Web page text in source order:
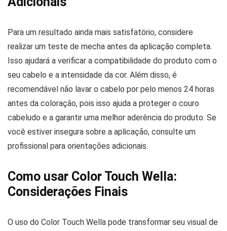
Para um resultado ainda mais satisfatório, considere
realizar um teste de mecha antes da aplicação completa.
Isso ajudará a verificar a compatibilidade do produto com o
seu cabelo e a intensidade da cor. Além disso, é
recomendável não lavar o cabelo por pelo menos 24 horas
antes da coloração, pois isso ajuda a proteger o couro
cabeludo e a garantir uma melhor aderência do produto. Se
você estiver insegura sobre a aplicação, consulte um
profissional para orientações adicionais.
Como usar Color Touch Wella:
Considerações Finais
O uso do Color Touch Wella pode transformar seu visual de